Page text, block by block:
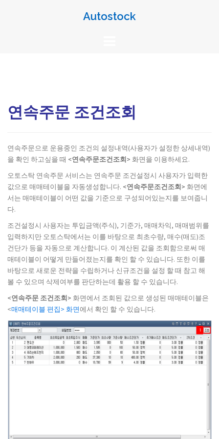
Autostock
연속주문 조건조회
연속주문으로 운용중인 조건의 설정내역(사용자가 설정한 상세내역)
을 확인 하고싶을 때 <연속주문조건조회> 화면을 이용하세요.
오토스탁 연속주문 서비스는 연속주문 조건설정시 사용자가 입력한
값으로 매매테이블을 자동생성합니다. <연속주문조건조회> 화면에
서는 매매테이블이 어떤 값을 기준으로 구성되어있는지를 보여줍니
다.
조건설정시 사용자는 투입금액(주식), 기준가, 매매차익, 매매범위를
입력하지만 오토스탁에서는 이를 바탕으로 최초수량, 매수(매도)조
건단가 등을 자동으로 계산합니다. 이 계산된 값을 조회함으로써 매
매테이블이 어떻게 만들어졌는지를 확인 할 수 있습니다. 또한 이를
바탕으로 새로운 전략을 수립하거나 신규조건을 설정 할 때 참고 해
볼 수 있으며 삭제여부를 판단하는데 활용 할 수 있습니다.
<연속주문 조건조회> 화면에서 조회된 값으로 생성된 매매테이블은
<매매테이블 편집> 화면에서 확인 할 수 있습니다.